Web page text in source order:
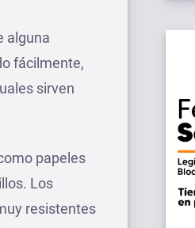
alguna
fácilmente,
sirven
papeles
Los
resistentes